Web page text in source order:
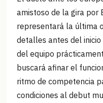
amistoso de la gira por
representará la última
detalles antes del
del equipo
buscará afinar el
ritmo de competencia
condiciones al debut